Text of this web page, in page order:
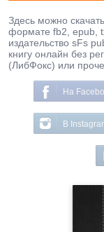
Здесь можно
формате fb2, epub,
издательство sFs
книгу онлайн без
(ЛибФокс) или
На
В